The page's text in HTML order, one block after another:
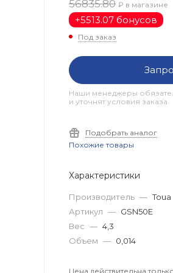
56835.80 ₽ в магазине
+5513.07 бонусов
Под заказ
Наши менеджеры
и уточнят условия заказа
Подобрать аналог
Похожие товары
Характеристики
Производитель — Toua
Артикул — GSN50E
Вес — 4,3
Объем — 0,014
Цена действительна